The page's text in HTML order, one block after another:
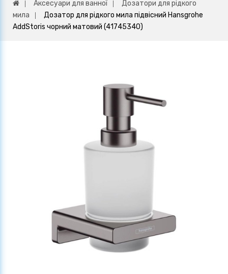
Аксесуари для ванної
Дозатори для рідкого
мила
Дозатор для рідкого мила підвісний Hansgrohe
AddStoris чорний матовий (41745340)